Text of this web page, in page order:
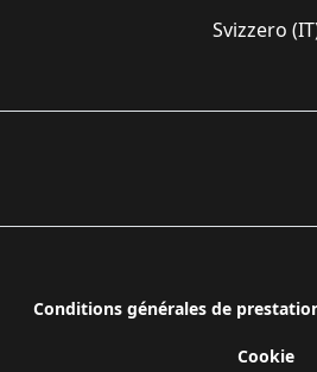
Svizzero
Conditions générales de
Cookie